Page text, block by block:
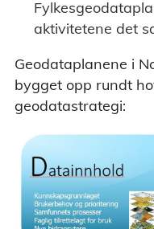
aktivitetene det
Geodataplanene i
bygget opp rundt
geodatastrategi: